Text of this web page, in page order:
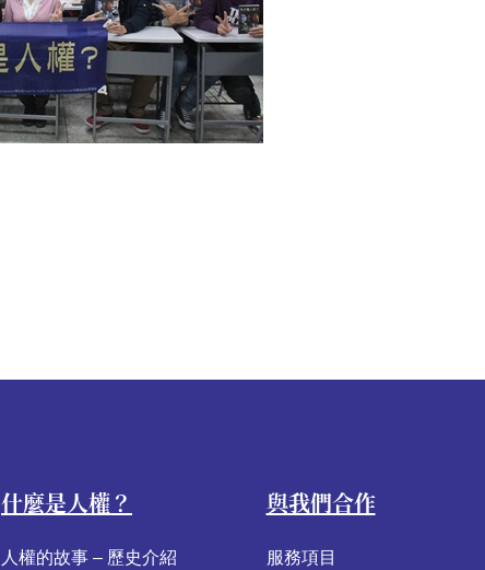
什麼是人權？
人權的故事 – 歷史介紹
與我們合作
服務項目